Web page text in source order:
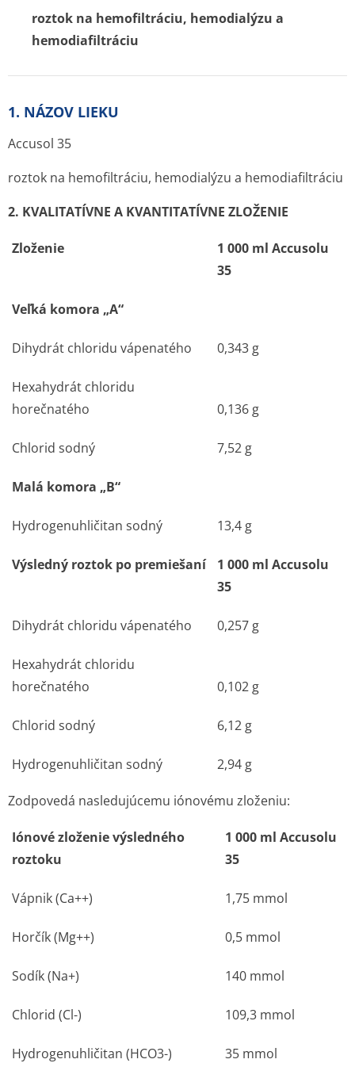
roztok na hemofiltráciu, hemodialýzu a
hemodiafiltráciu
1. NÁZOV LIEKU
Accusol 35
roztok na hemofiltráciu, hemodialýzu a hemodiafiltráciu
2. KVALITATÍVNE A KVANTITATÍVNE ZLOŽENIE
Zloženie
1 000 ml Accusolu
35
Veľká komora „A“
Dihydrát chloridu vápenatého 0,343 g
Hexahydrát chloridu
horečnatého
0,136 g
Chlorid sodný 7,52 g
Malá komora „B“
Hydrogenuhličitan sodný 13,4 g
Výsledný roztok po premiešaní
1 000 ml Accusolu
35
Dihydrát chloridu vápenatého 0,257 g
Hexahydrát chloridu
horečnatého
0,102 g
Chlorid sodný 6,12 g
Hydrogenuhličitan sodný 2,94 g
Zodpovedá nasledujúcemu iónovému zloženiu:
Iónové zloženie výsledného
roztoku
1 000 ml Accusolu
35
Vápnik (Ca++) 1,75 mmol
Horčík (Mg++) 0,5 mmol
Sodík (Na+) 140 mmol
Chlorid (Cl-) 109,3 mmol
Hydrogenuhličitan (HCO3-) 35 mmol